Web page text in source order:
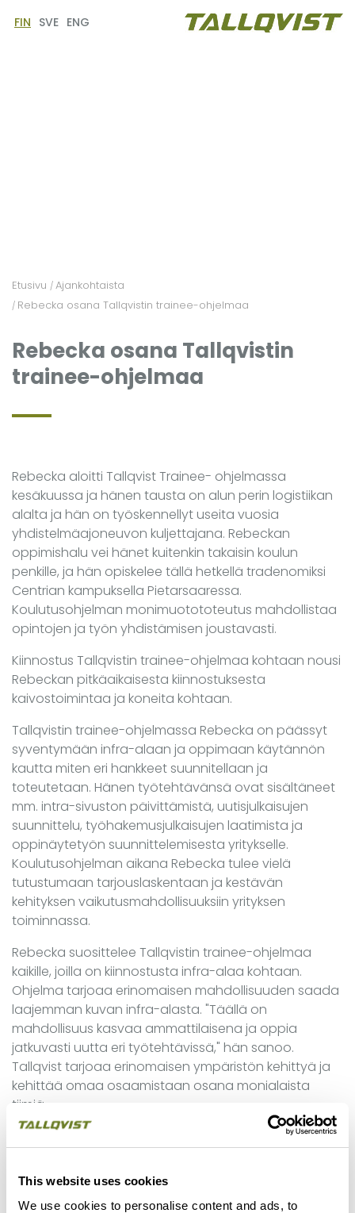
This website uses cookies
We use cookies to personalise content and ads, to
FIN SVE ENG
Etusivu / Ajankohtaista
/ Rebecka osana Tallqvistin trainee-ohjelmaa
Rebecka osana Tallqvistin
trainee-ohjelmaa
Rebecka aloitti Tallqvist Trainee- ohjelmassa
kesäkuussa ja hänen tausta on alun perin logistiikan
alalta ja hän on työskennellyt useita vuosia
yhdistelmäajoneuvon kuljettajana. Rebeckan
oppimishalu vei hänet kuitenkin takaisin koulun
penkille, ja hän opiskelee tällä hetkellä tradenomiksi
Centrian kampuksella Pietarsaaressa.
Koulutusohjelman monimuotototeutus mahdollistaa
opintojen ja työn yhdistämisen joustavasti.
Kiinnostus Tallqvistin trainee-ohjelmaa kohtaan nousi
Rebeckan pitkäaikaisesta kiinnostuksesta
kaivostoimintaa ja koneita kohtaan.
Tallqvistin trainee-ohjelmassa Rebecka on päässyt
syventymään infra-alaan ja oppimaan käytännön
kautta miten eri hankkeet suunnitellaan ja
toteutetaan. Hänen työtehtävänsä ovat sisältäneet
mm. intra-sivuston päivittämistä, uutisjulkaisujen
suunnittelu, työhakemusjulkaisujen laatimista ja
oppinäytetyön suunnittelemisesta yritykselle.
Koulutusohjelman aikana Rebecka tulee vielä
tutustumaan tarjouslaskentaan ja kestävän
kehityksen vaikutusmahdollisuuksiin yrityksen
toiminnassa.
Rebecka suosittelee Tallqvistin trainee-ohjelmaa
kaikille, joilla on kiinnostusta infra-alaa kohtaan.
Ohjelma tarjoaa erinomaisen mahdollisuuden saada
laajemman kuvan infra-alasta. "Täällä on
mahdollisuus kasvaa ammattilaisena ja oppia
jatkuvasti uutta eri työtehtävissä," hän sanoo.
Tallqvist tarjoaa erinomaisen ympäristön kehittyä ja
kehittää omaa osaamistaan osana monialaista
tiimiä.